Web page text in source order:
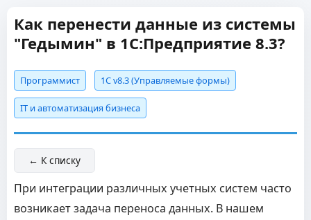
Как перенести данные из системы
"Гедымин" в 1С:Предприятие 8.3?
Программист 1С v8.3 (Управляемые формы)
IT и автоматизация бизнеса
← К списку
При интеграции различных учетных систем часто
возникает задача переноса данных. В нашем